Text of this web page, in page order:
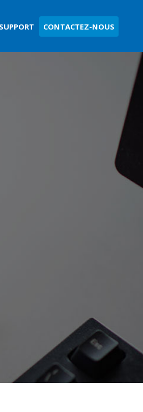
SUPPORT CONTACTEZ-NOUS